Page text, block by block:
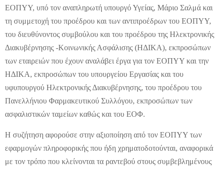
ΕΟΠΥΥ, υπό τον αναπληρωτή υπουργό Υγείας, Μάριο Σαλμά και
τη συμμετοχή του προέδρου και των αντιπροέδρων του ΕΟΠYΥ,
του διευθύνοντος συμβούλου και του προέδρου της Ηλεκτρονικής
Διακυβέρνησης -Κοινωνικής Ασφάλισης (ΗΔΙΚΑ), εκπροσώπων
των εταιρειών που έχουν αναλάβει έργα για τον ΕΟΠΥΥ και την
ΗΔΙΚΑ, εκπροσώπων του υπουργείου Εργασίας και του
υφυπουργού Ηλεκτρονικής Διακυβέρνησης, του προέδρου του
Πανελλήνιου Φαρμακευτικού Συλλόγου, εκπροσώπων των
ασφαλιστικών ταμείων καθώς και του ΕΟΦ.
Η συζήτηση αφορούσε στην αξιοποίηση από τον ΕΟΠΥΥ των
εφαρμογών πληροφορικής που ήδη χρηματοδοτούνται, αναφορικά
με τον τρόπο που κλείνονται τα ραντεβού στους συμβεβλημένους